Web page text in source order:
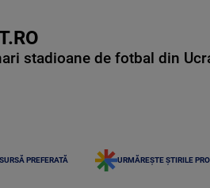
stadioane de fotbal din
PREFERATĂ URMĂREȘTE ȘTIRILE